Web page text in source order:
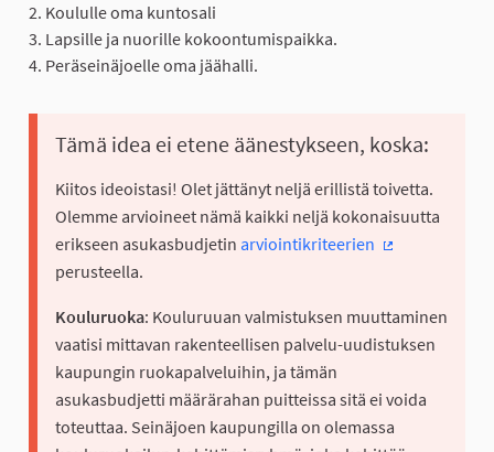
2. Koululle oma kuntosali
3. Lapsille ja nuorille kokoontumispaikka.
4. Peräseinäjoelle oma jäähalli.
Tämä idea ei etene äänestykseen, koska:
Kiitos ideoistasi! Olet jättänyt neljä erillistä toivetta.
Olemme arvioineet nämä kaikki neljä kokonaisuutta
erikseen asukasbudjetin arviointikriteerien
perusteella.
Kouluruoka: Kouluruuan valmistuksen muuttaminen
vaatisi mittavan rakenteellisen palvelu-uudistuksen
kaupungin ruokapalveluihin, ja tämän
asukasbudjetti määrärahan puitteissa sitä ei voida
toteuttaa. Seinäjoen kaupungilla on olemassa